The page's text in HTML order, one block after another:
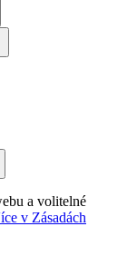
a volitelné
v Zásadách